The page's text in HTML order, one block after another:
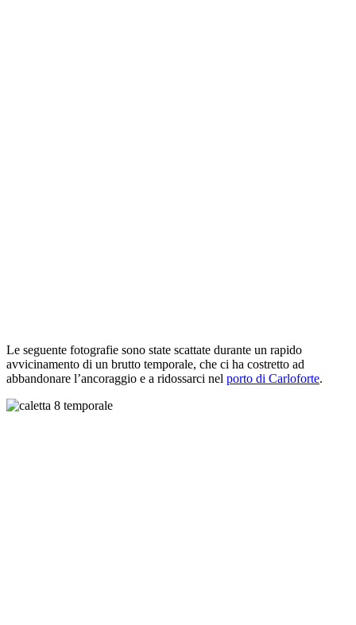
Le seguente fotografie sono state scattate durante un rapido
avvicinamento di un brutto temporale, che ci ha costretto ad
abbandonare l’ancoraggio e a ridossarci nel porto di Carloforte.